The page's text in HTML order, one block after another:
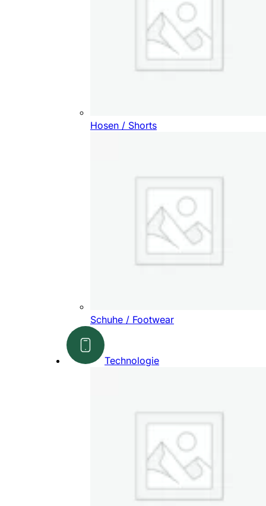
Hosen / Shorts
Schuhe / Footwear
Technologie